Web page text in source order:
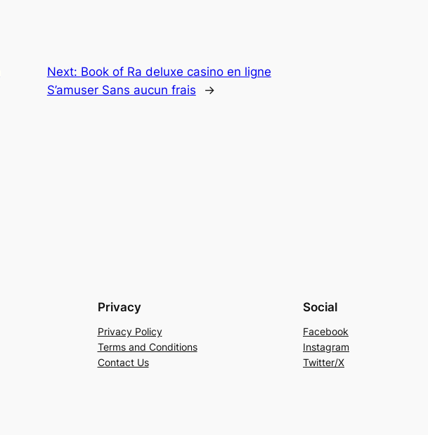
Next: Book of Ra deluxe casino en ligne
S’amuser Sans aucun frais
→
Privacy
Privacy Policy
Terms and Conditions
Contact Us
Social
Facebook
Instagram
Twitter/X